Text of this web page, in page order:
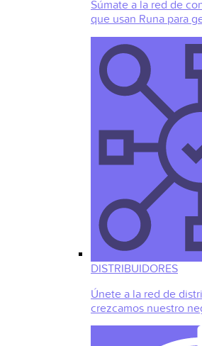
Súmate a la red de
que usan Runa para
DISTRIBUIDORES
Únete a la red de
crezcamos nuestro